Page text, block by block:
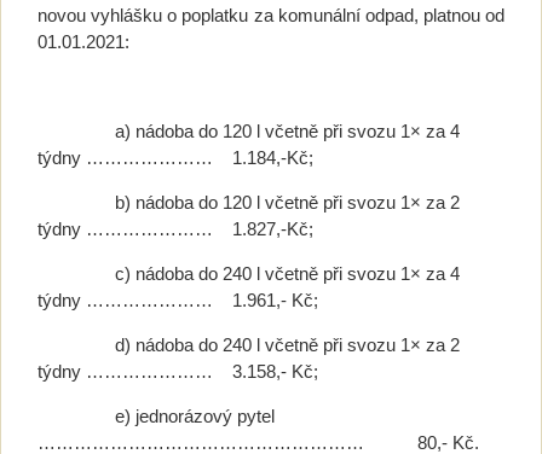
novou vyhlášku o poplatku za komunální odpad, platnou od
01.01.2021:
a) nádoba do 120 l včetně při svozu 1× za 4
týdny ………………… 1.184,-Kč;
b) nádoba do 120 l včetně při svozu 1× za 2
týdny ………………… 1.827,-Kč;
c) nádoba do 240 l včetně při svozu 1× za 4
týdny ………………… 1.961,- Kč;
d) nádoba do 240 l včetně při svozu 1× za 2
týdny ………………… 3.158,- Kč;
e) jednorázový pytel
……………………………………………… 80,- Kč.